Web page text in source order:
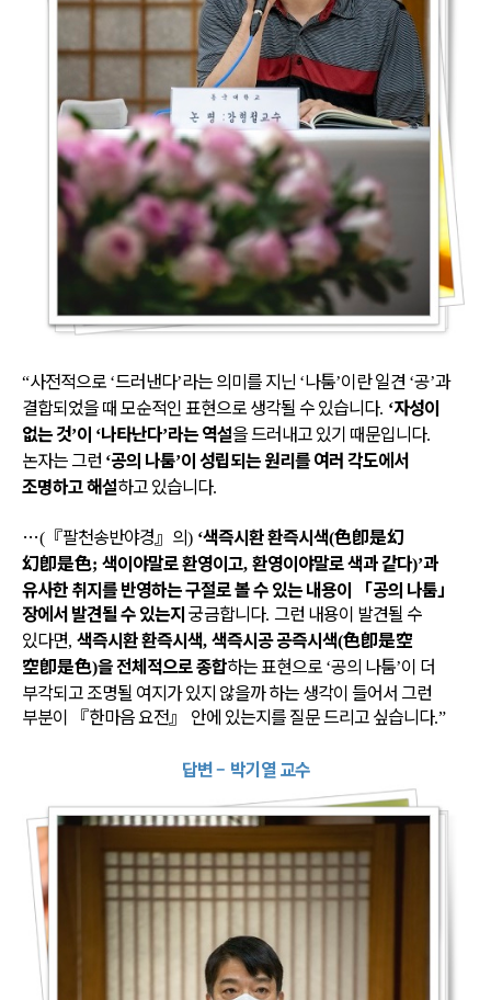
“사전적으로 ‘드러낸다’라는 의미를 지닌 ‘나툼’이란 일견 ‘공’과
결합되었을 때 모순적인 표현으로 생각될 수 있습니다. ‘자성이
없는 것’이 ‘나타난다’라는 역설을 드러내고 있기 때문입니다.
논자는 그런 ‘공의 나툼’이 성립되는 원리를 여러 각도에서
조명하고 해설하고 있습니다.
…( 『팔천송반야경』 의) ‘색즉시환 환즉시색(色卽是幻
幻卽是色; 색이야말로 환영이고, 환영이야말로 색과 같다)’과
유사한 취지를 반영하는 구절로 볼 수 있는 내용이 「공의 나툼」
장에서 발견될 수 있는지궁금합니다. 그런 내용이 발견될 수
있다면, 색즉시환 환즉시색, 색즉시공 공즉시색(色卽是空
空卽是色)을 전체적으로 종합하는 표현으로 ‘공의 나툼’이 더
부각되고 조명될 여지가 있지 않을까 하는 생각이 들어서 그런
부분이 『한마음 요전』 안에 있는지를 질문 드리고 싶습니다.”
답변– 박기열 교수